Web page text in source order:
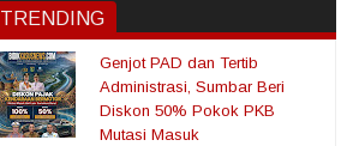
TRENDING
Genjot PAD dan Tertib
Administrasi, Sumbar Beri
Diskon 50% Pokok PKB
Mutasi Masuk